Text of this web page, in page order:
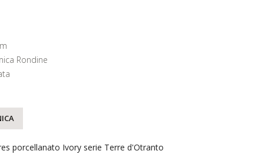
Rondine
porcellanato Ivory serie Terre d'Otranto